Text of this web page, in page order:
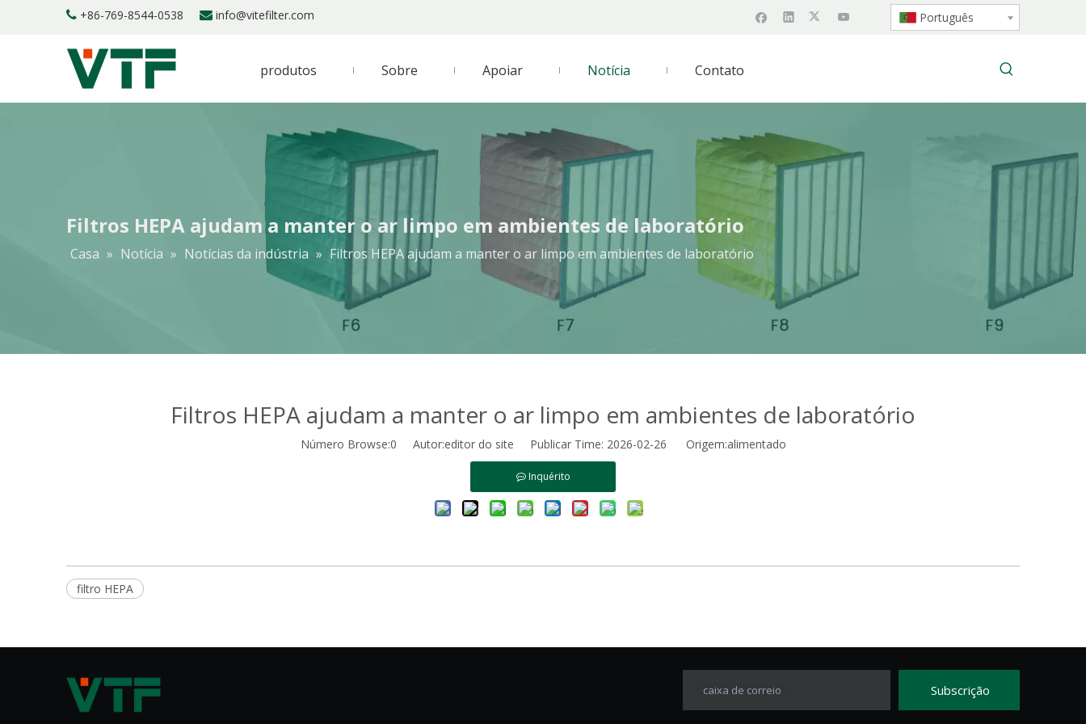
 +86-769-8544-0538  info@vitefilter.com Português
produtos Sobre Apoiar Notícia Contato
Filtros HEPA ajudam a manter o ar limpo em ambientes de laboratório
Casa » Notícia » Notícias da indústria » Filtros HEPA ajudam a manter o ar limpo em ambientes de laboratório
Filtros HEPA ajudam a manter o ar limpo em ambientes de laboratório
Número Browse:0 Autor:editor do site Publicar Time: 2026-02-26 Origem:alimentado
Inquérito
filtro HEPA
caixa de correio Subscrição